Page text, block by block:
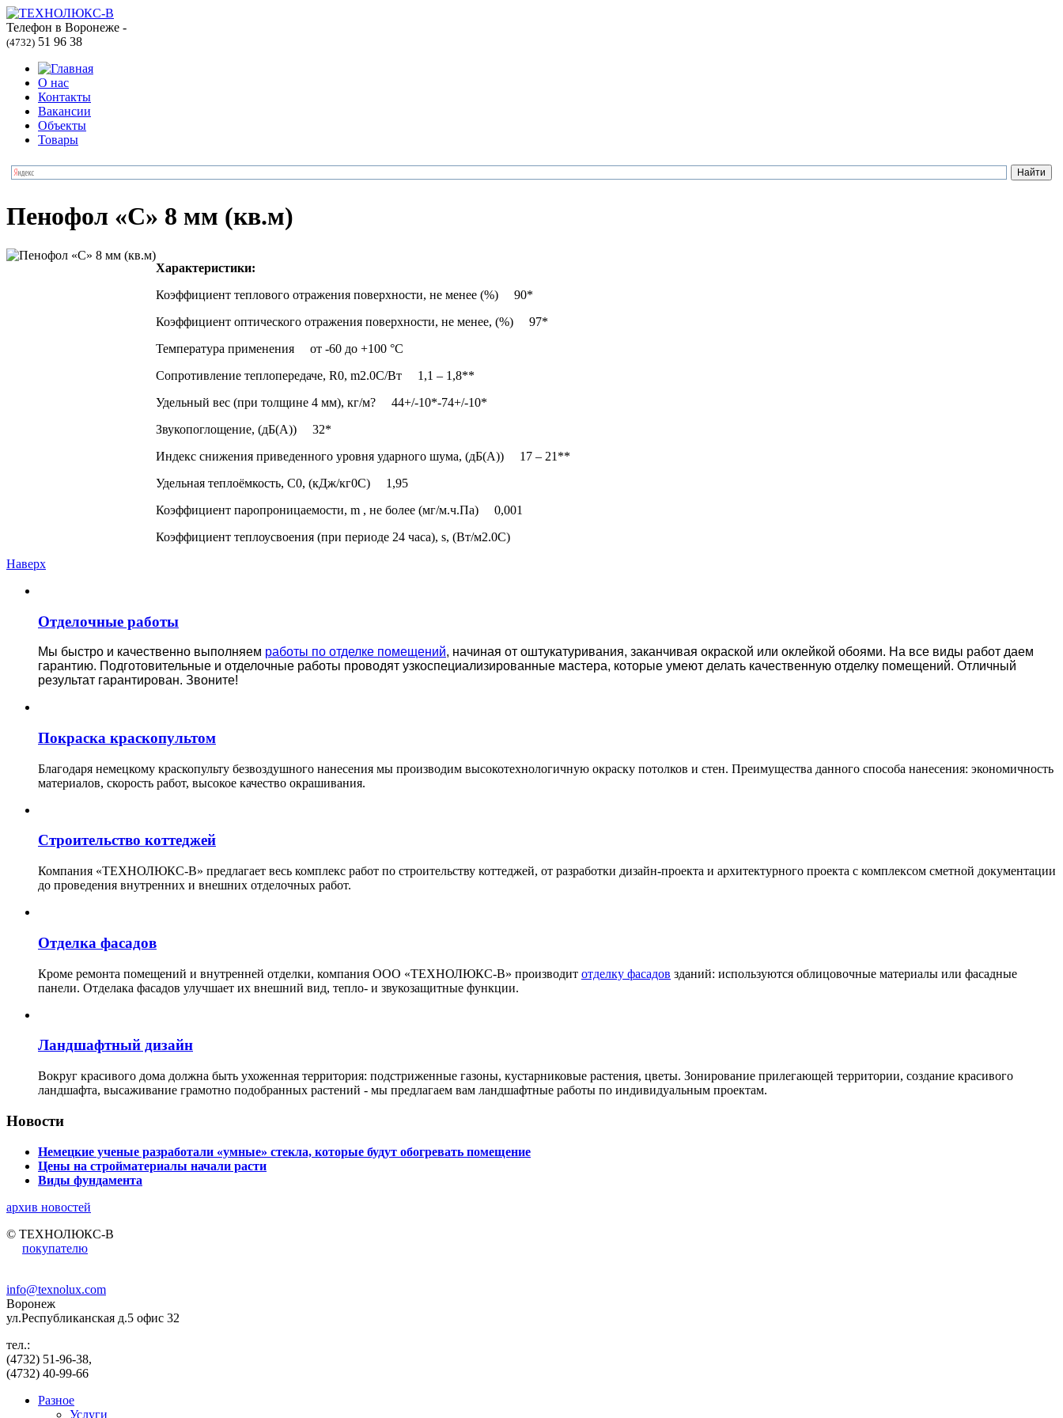
Телефон в Воронеже -
(4732) 51 96 38
О нас
Контакты
Вакансии
Объекты
Товары
Пенофол «С» 8 мм (кв.м)
Характеристики:
Коэффициент теплового отражения поверхности, не менее (%) 90*
Коэффициент оптического отражения поверхности, не менее, (%) 97*
Температура применения от -60 до +100 °С
Сопротивление теплопередаче, R0, m2.0C/Bт 1,1 – 1,8**
Удельный вес (при толщине 4 мм), кг/м? 44+/-10*-74+/-10*
Звукопоглощение, (дБ(А)) 32*
Индекс снижения приведенного уровня ударного шума, (дБ(А)) 17 – 21**
Удельная теплоёмкость, С0, (кДж/кг0С) 1,95
Коэффициент паропроницаемости, m , не более (мг/м.ч.Па) 0,001
Коэффициент теплоусвоения (при периоде 24 часа), s, (Вт/м2.0С)
Наверх
Отделочные работы
Мы быстро и качественно выполняем работы по отделке помещений, начиная от оштукатуривания, заканчивая окраской или оклейкой обоями. На все виды работ даем
гарантию. Подготовительные и отделочные работы проводят узкоспециализированные мастера, которые умеют делать качественную отделку помещений. Отличный
результат гарантирован. Звоните!
Покраска краскопультом
Благодаря немецкому краскопульту безвоздушного нанесения мы производим высокотехнологичную окраску потолков и стен. Преимущества данного способа нанесения: экономичность
материалов, скорость работ, высокое качество окрашивания.
Строительство коттеджей
Компания «ТЕХНОЛЮКС-В» предлагает весь комплекс работ по строительству коттеджей, от разработки дизайн-проекта и архитектурного проекта с комплексом сметной документации
до проведения внутренних и внешних отделочных работ.
Отделка фасадов
Кроме ремонта помещений и внутренней отделки, компания ООО «ТЕХНОЛЮКС-В» производит отделку фасадов зданий: используются облицовочные материалы или фасадные
панели. Отделака фасадов улучшает их внешний вид, тепло- и звукозащитные функции.
Ландшафтный дизайн
Вокруг красивого дома должна быть ухоженная территория: подстриженные газоны, кустарниковые растения, цветы. Зонирование прилегающей территории, создание красивого
ландшафта, высаживание грамотно подобранных растений - мы предлагаем вам ландшафтные работы по индивидуальным проектам.
Новости
Немецкие ученые разработали «умные» стекла, которые будут обогревать помещение
Цены на стройматериалы начали расти
Виды фундамента
архив новостей
© ТЕХНОЛЮКС-В
покупателю
info@texnolux.com
Воронеж
ул.Республиканская д.5 офис 32
тел.:
(4732) 51-96-38,
(4732) 40-99-66
Разное
Услуги